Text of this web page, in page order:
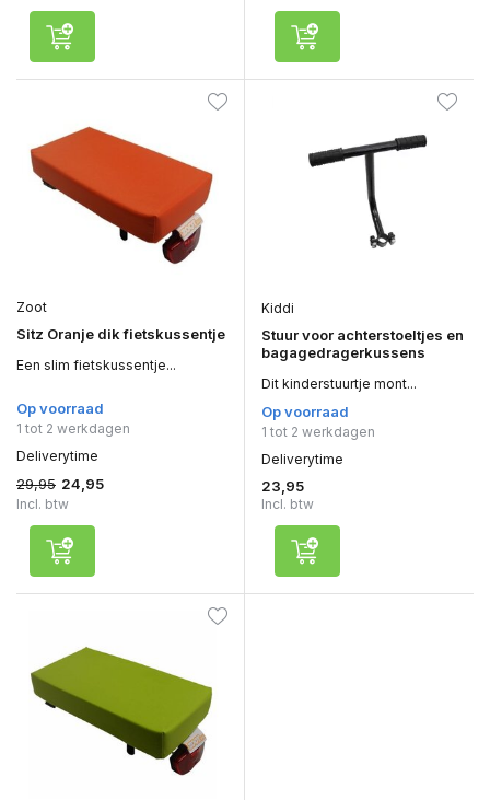
Zoot
Sitz Oranje dik fietskussentje
Een slim fietskussentje...
Op voorraad
1 tot 2 werkdagen
Deliverytime
29,95 24,95
Incl. btw
Kiddi
Stuur voor achterstoeltjes en
bagagedragerkussens
Dit kinderstuurtje mont...
Op voorraad
1 tot 2 werkdagen
Deliverytime
23,95
Incl. btw